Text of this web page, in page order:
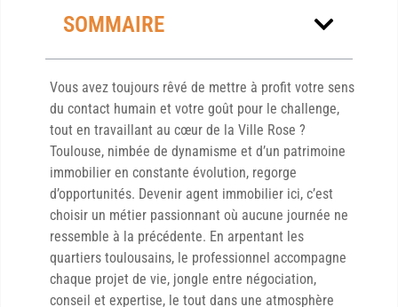
SOMMAIRE
Vous avez toujours rêvé de mettre à profit votre sens
du contact humain et votre goût pour le challenge,
tout en travaillant au cœur de la Ville Rose ?
Toulouse, nimbée de dynamisme et d’un patrimoine
immobilier en constante évolution, regorge
d’opportunités. Devenir agent immobilier ici, c’est
choisir un métier passionnant où aucune journée ne
ressemble à la précédente. En arpentant les
quartiers toulousains, le professionnel accompagne
chaque projet de vie, jongle entre négociation,
conseil et expertise, le tout dans une atmosphère